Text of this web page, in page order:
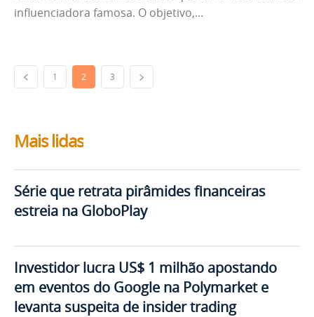
influenciadora famosa. O objetivo,...
1 2 3
Mais lidas
Série que retrata pirâmides financeiras
estreia na GloboPlay
Investidor lucra US$ 1 milhão apostando
em eventos do Google na Polymarket e
levanta suspeita de insider trading